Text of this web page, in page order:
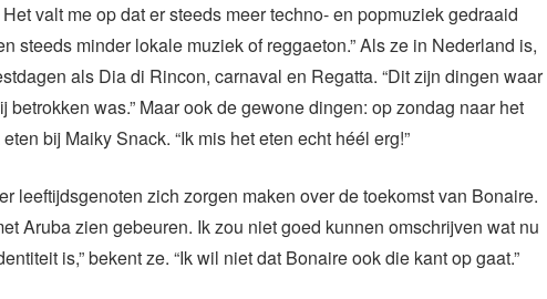
valt me op dat er steeds meer techno- en popmuziek gedraaid
steeds minder lokale muziek of reggaeton.” Als ze in Nederland is,
als Dia di Rincon, carnaval en Regatta. “Dit zijn dingen waar
betrokken was.” Maar ook de gewone dingen: op zondag naar het
bij Maiky Snack. “Ik mis het eten echt héél erg!”
leeftijdsgenoten zich zorgen maken over de toekomst van Bonaire.
Aruba zien gebeuren. Ik zou niet goed kunnen omschrijven wat nu
is,” bekent ze. “Ik wil niet dat Bonaire ook die kant op gaat.”